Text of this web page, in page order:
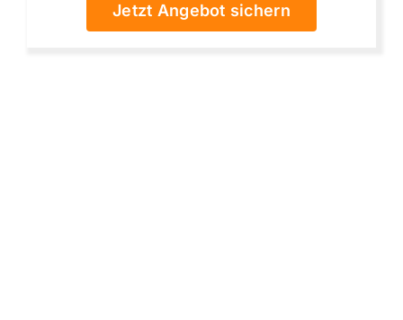
Jetzt Angebot sichern